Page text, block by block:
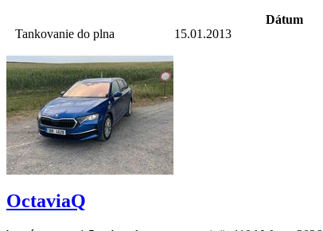
Dátum
Tankovanie do plna
15.01.2013
OctaviaQ